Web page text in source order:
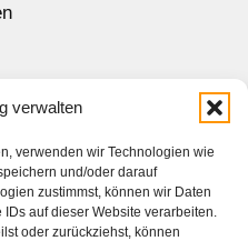
verwalten
verwenden wir Technologien wie
und/oder darauf
zustimmst, können wir Daten
auf dieser Website verarbeiten.
oder zurückziehst, können